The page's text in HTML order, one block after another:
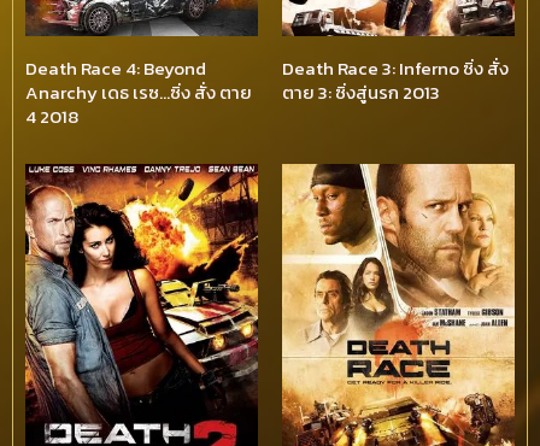
Death Race 4: Beyond
Anarchy เดธ เรซ…ซิ่ง สั่ง ตาย
4 2018
Death Race 3: Inferno ซิ่ง สั่ง
ตาย 3: ซิ่งสู่นรก 2013